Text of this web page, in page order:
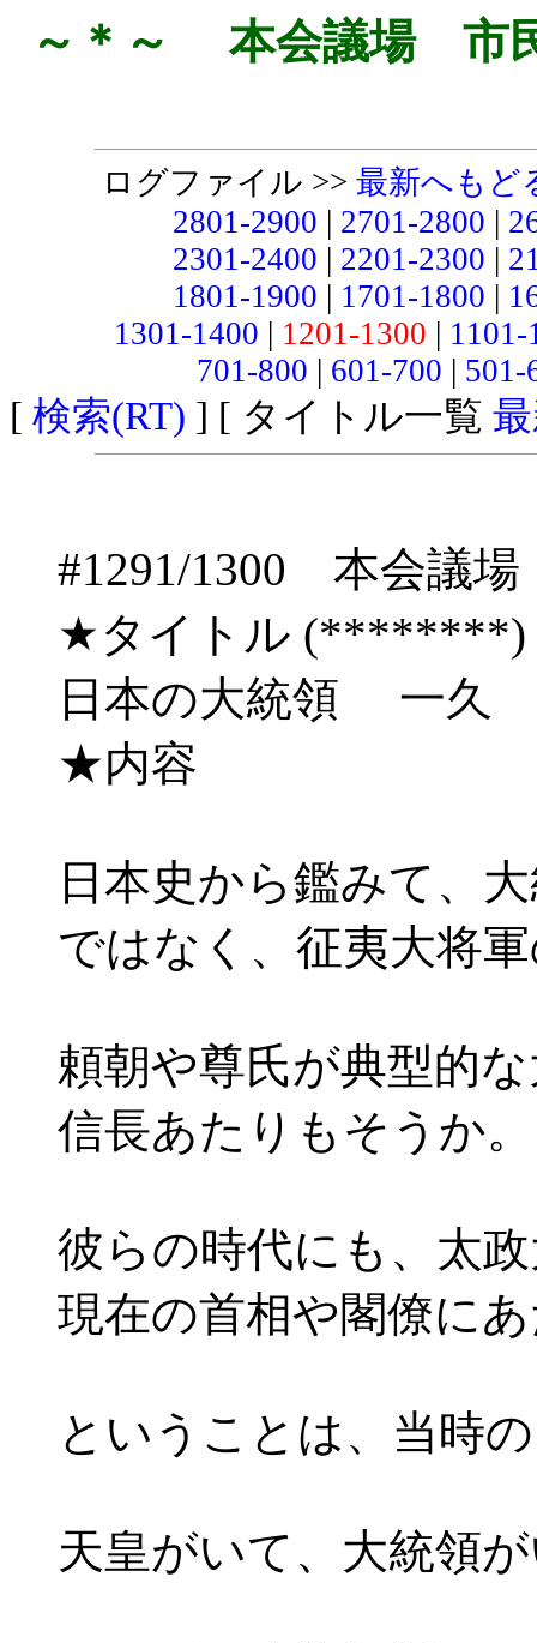
～＊～ 本会議場 市
ログファイル >> 最新へもど
2801-2900 | 2701-2800 |
2301-2400 | 2201-2300 |
1801-1900 | 1701-1800 |
1301-1400 | 1201-1300 |
701-800 | 601-700 |
[ 検索(RT) ] [ タイトル一覧
#1291/1300 本会議
★タイトル (********)
日本の大統領 一久
★内容
日本史から鑑みて、
ではなく、征夷大将
頼朝や尊氏が典型的
信長あたりもそうか。
彼らの時代にも、太
現在の首相や閣僚に
ということは、当時
天皇がいて、大統領